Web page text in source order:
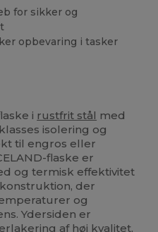
for sikker og
opbevaring i tasker
i rustfrit stål med
isolering og
til engros eller
flaske er
og termisk effektivitet
der
og
Ydersiden er
af høj kvalitet,